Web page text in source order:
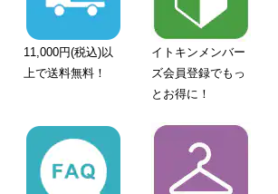
11,000円(税込)以
上で送料無料！
イトキンメンバー
ズ会員登録でもっ
とお得に！